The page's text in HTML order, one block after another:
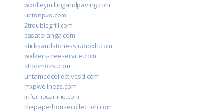
woolleymillingandpaving.com
uptonpvd.com
2troublegrill.com
casateranga.com
sticksandstonesstudiooh.com
walkers-treeservice.com
shopmossi.com
untamedcollectivesd.com
mxpwellness.com
infernocanine.com
thepaperhousecollection.com